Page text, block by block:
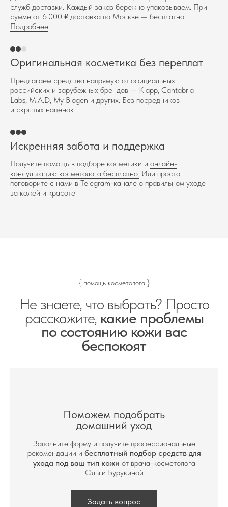
Получите помощь в подборе косметики и онлайн-
консультацию косметолога бесплатно. Или просто
поговорите с нами в Telegram-канале о правильном уходе
за кожей и красоте
Искренняя забота и поддержка
Предлагаем средства напрямую от официальных
российских и зарубежных брендов — Klapp, Cantabria
Labs, M.A.D, My Biogen и других. Без посредников
и скрытых наценок
Оригинальная косметика без переплат
служб доставки. Каждый заказ бережно упаковываем. При
сумме от 6 000 ₽ доставка по Москве — бесплатно.
Подробнее
Задать вопрос
Поможем подобрать
домашний уход
Заполните форму и получите профессиональные
рекомендации и бесплатный подбор средств для
ухода под ваш тип кожи от врача-косметолога
Ольги Бурукиной
{ помощь косметолога }
Не знаете, что выбрать? Просто
расскажите, какие проблемы
по состоянию кожи вас
беспокоят